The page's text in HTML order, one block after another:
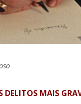
DELITOS MAIS